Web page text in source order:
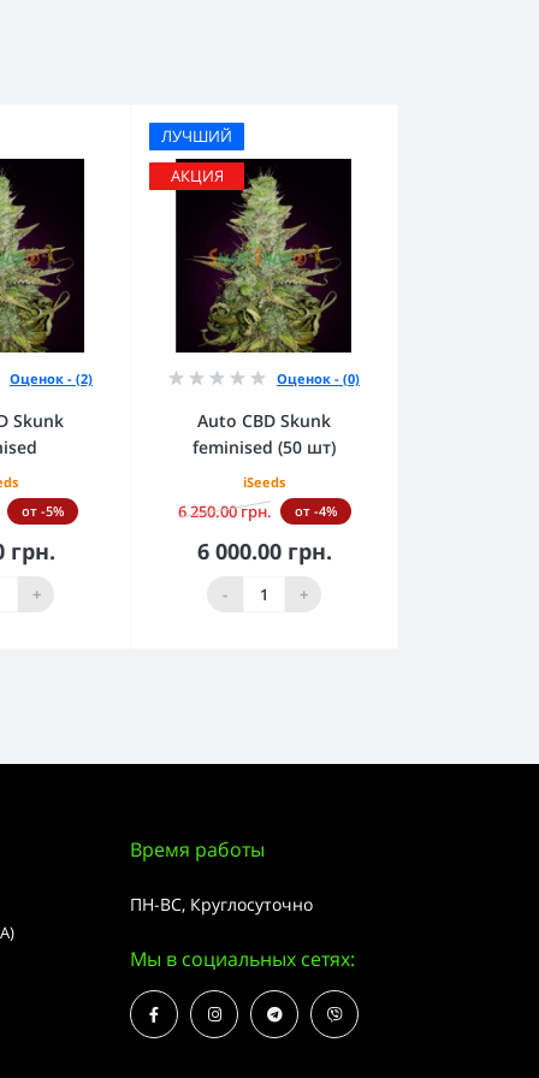
Оценок - (2)
Skunk
от -5%
грн.
+
ЛУЧШИЙ
АКЦИЯ
Оценок - (0)
Auto CBD Skunk
feminised (50 шт)
iSeeds
6 250.00 грн. от -4%
6 000.00 грн.
- +
В корзину
Время работы
ПН-ВС, Круглосуточно
Мы в социальных сетях: